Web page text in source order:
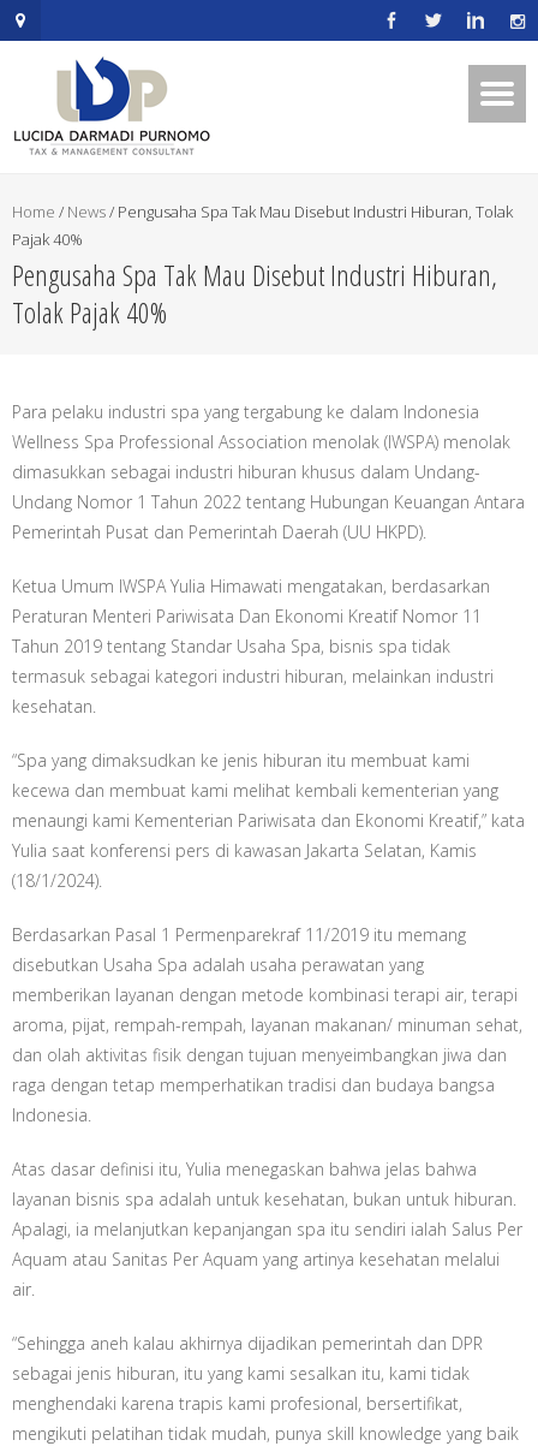
.mapouter{position:relative;text-
Home / News/ Pengusaha Spa Tak Mau Disebut Industri Hiburan, Tolak
Pajak 40%
Pengusaha Spa Tak Mau Disebut Industri Hiburan,
Tolak Pajak 40%
Para pelaku industri spa yang tergabung ke dalam Indonesia
Wellness Spa Professional Association menolak (IWSPA) menolak
dimasukkan sebagai industri hiburan khusus dalam Undang-
Undang Nomor 1 Tahun 2022 tentang Hubungan Keuangan Antara
Pemerintah Pusat dan Pemerintah Daerah (UU HKPD).
Ketua Umum IWSPA Yulia Himawati mengatakan, berdasarkan
Peraturan Menteri Pariwisata Dan Ekonomi Kreatif Nomor 11
Tahun 2019 tentang Standar Usaha Spa, bisnis spa tidak
termasuk sebagai kategori industri hiburan, melainkan industri
kesehatan.
“Spa yang dimaksudkan ke jenis hiburan itu membuat kami
kecewa dan membuat kami melihat kembali kementerian yang
menaungi kami Kementerian Pariwisata dan Ekonomi Kreatif,” kata
Yulia saat konferensi pers di kawasan Jakarta Selatan, Kamis
(18/1/2024).
Berdasarkan Pasal 1 Permenparekraf 11/2019 itu memang
disebutkan Usaha Spa adalah usaha perawatan yang
memberikan layanan dengan metode kombinasi terapi air, terapi
aroma, pijat, rempah-rempah, layanan makanan/ minuman sehat,
dan olah aktivitas fisik dengan tujuan menyeimbangkan jiwa dan
raga dengan tetap memperhatikan tradisi dan budaya bangsa
Indonesia.
Atas dasar definisi itu, Yulia menegaskan bahwa jelas bahwa
layanan bisnis spa adalah untuk kesehatan, bukan untuk hiburan.
Apalagi, ia melanjutkan kepanjangan spa itu sendiri ialah Salus Per
Aquam atau Sanitas Per Aquam yang artinya kesehatan melalui
air.
“Sehingga aneh kalau akhirnya dijadikan pemerintah dan DPR
sebagai jenis hiburan, itu yang kami sesalkan itu, kami tidak
menghendaki karena trapis kami profesional, bersertifikat,
mengikuti pelatihan tidak mudah, punya skill knowledge yang baik